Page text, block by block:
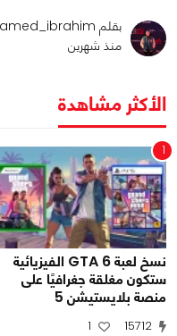
بقلم mohamed_ibrahim
منذ شهرين
الأكثر مشاهدة
1
نسخ لعبة GTA 6 الفيزيائية
ستكون مغلقة جغرافيًا على
منصة بلايستيشن 5
15712
1